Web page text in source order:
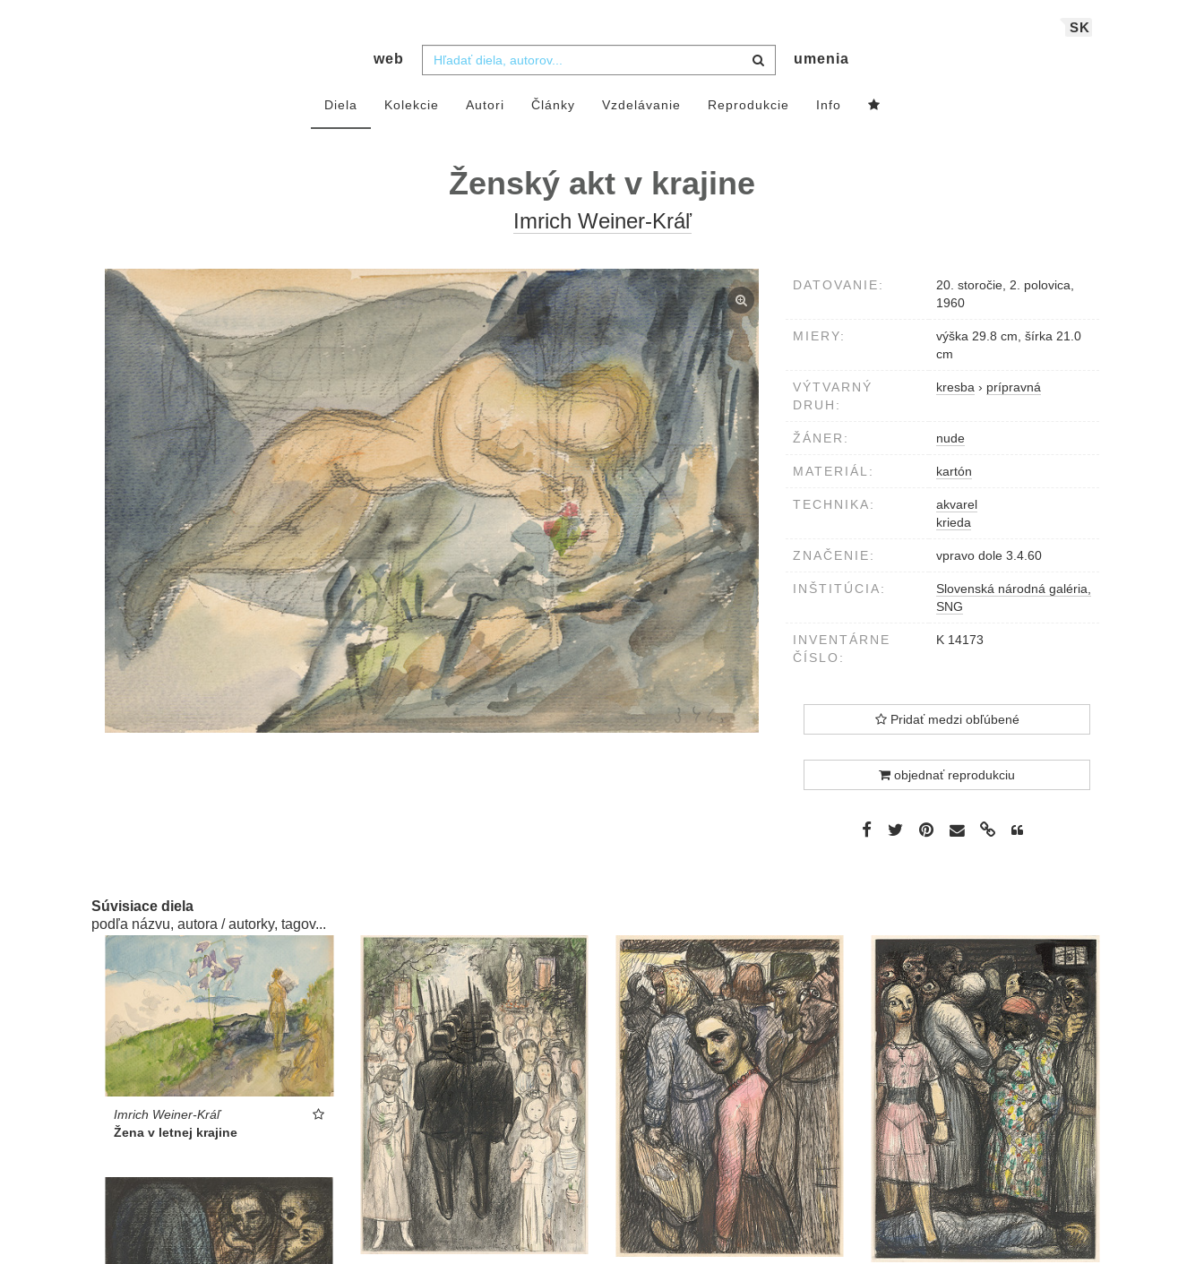
SK
web umenia
Diela Kolekcie Autori Články Vzdelávanie Reprodukcie Info
Ženský akt v krajine
Imrich Weiner-Kráľ
DATOVANIE:
20. storočie, 2. polovica,
1960
MIERY:
výška 29.8 cm, šírka 21.0
cm
VÝTVARNÝ
DRUH:
kresba › prípravná
ŽÁNER: nude
MATERIÁL: kartón
TECHNIKA:
akvarel
krieda
ZNAČENIE: vpravo dole 3.4.60
INŠTITÚCIA:
Slovenská národná galéria,
SNG
INVENTÁRNE
ČÍSLO:
K 14173
Pridať medzi obľúbené
objednať reprodukciu
Súvisiace diela
podľa názvu, autora / autorky, tagov...
Imrich Weiner-Kráľ
Žena v letnej krajine